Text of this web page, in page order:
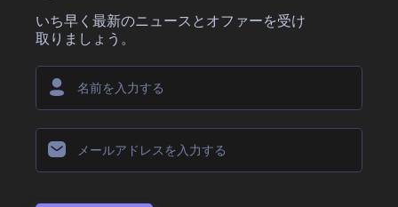
いち早く最新のニュースとオファーを受け
取りましょう。